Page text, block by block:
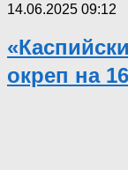
14.06.2025 09:12
окреп на